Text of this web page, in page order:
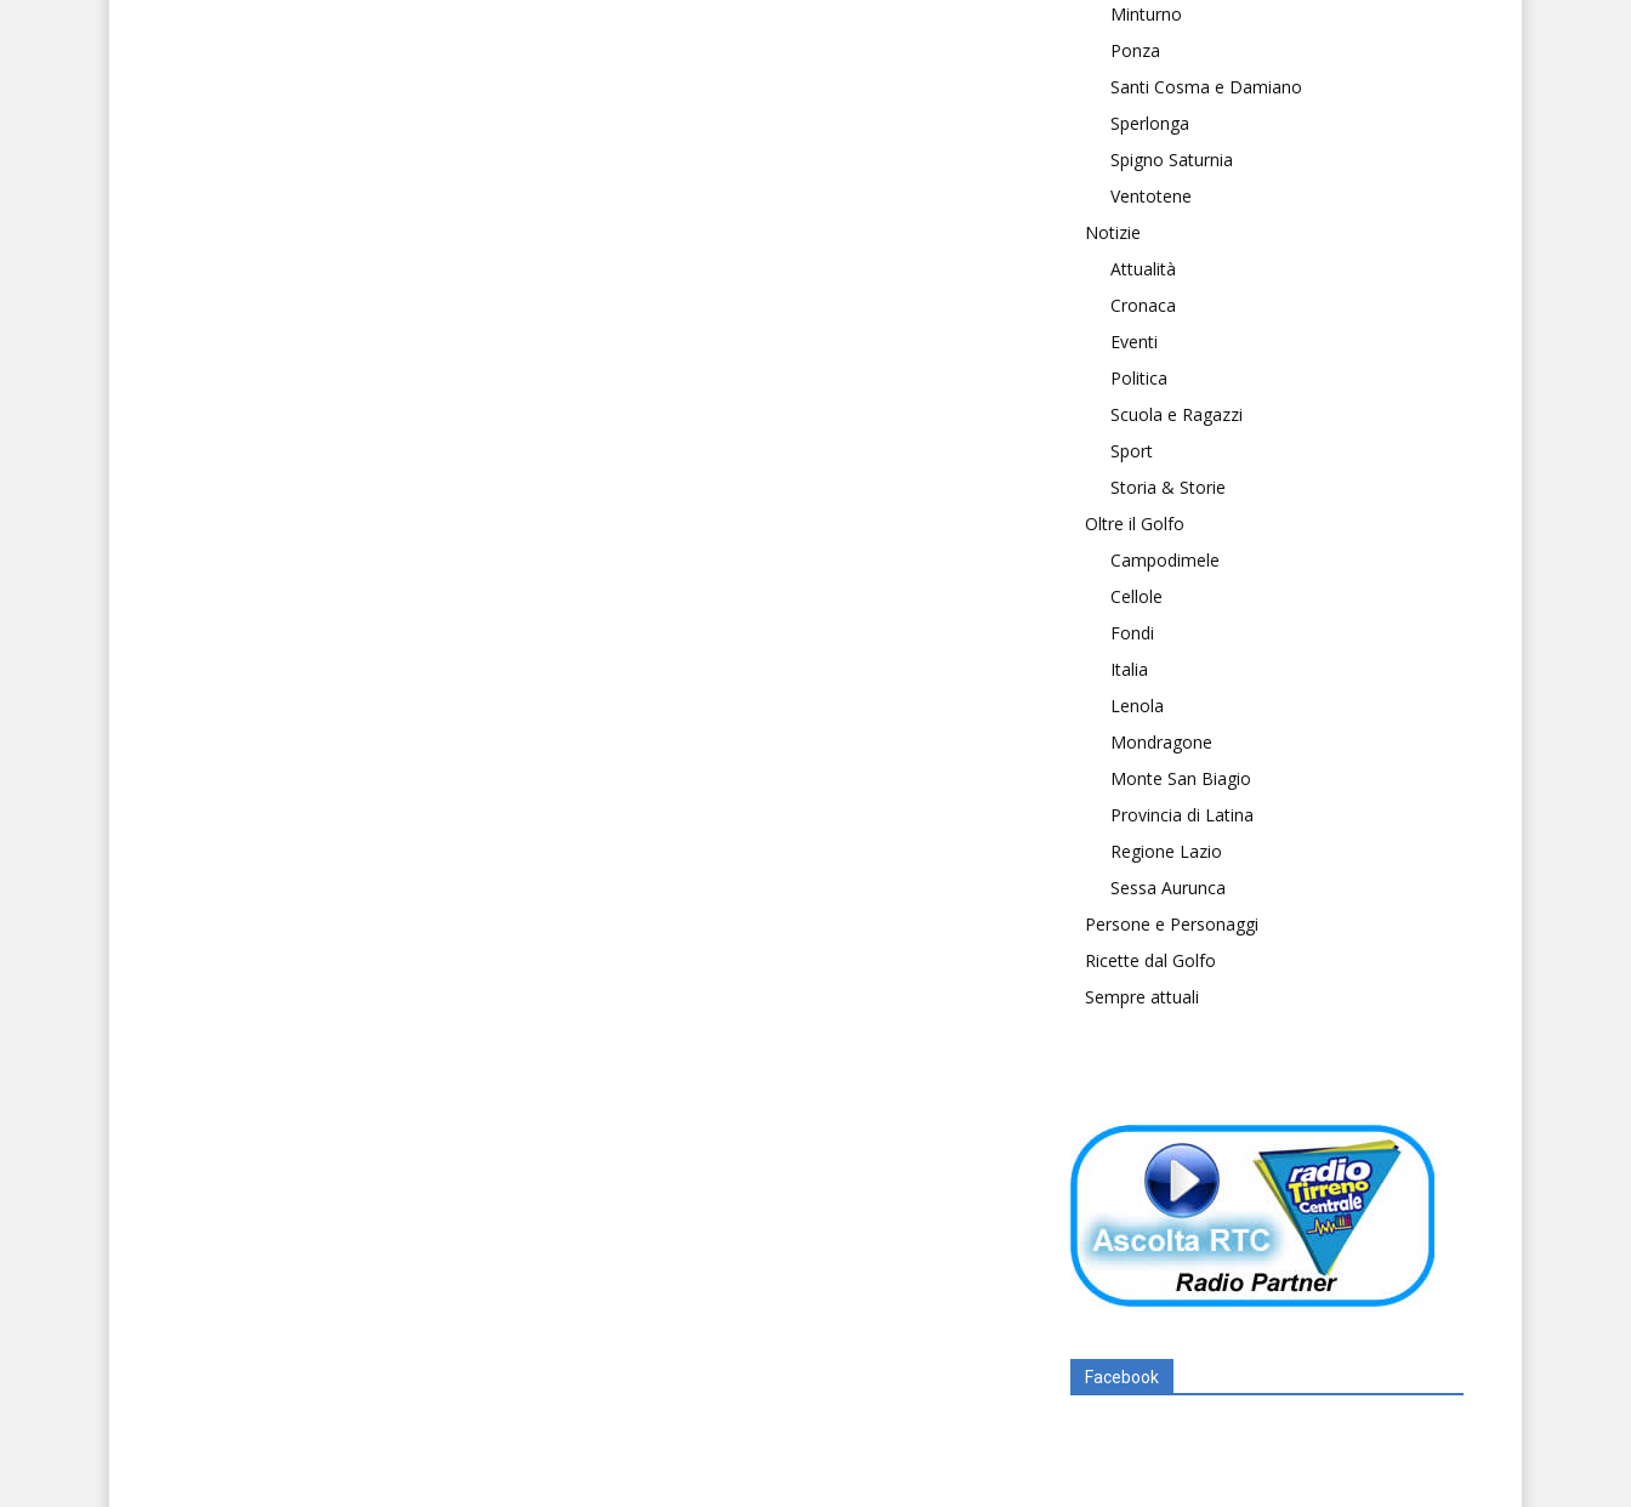
Minturno
Ponza
Santi Cosma e Damiano
Sperlonga
Spigno Saturnia
Ventotene
Notizie
Attualità
Cronaca
Eventi
Politica
Scuola e Ragazzi
Sport
Storia & Storie
Oltre il Golfo
Campodimele
Cellole
Fondi
Italia
Lenola
Mondragone
Monte San Biagio
Provincia di Latina
Regione Lazio
Sessa Aurunca
Persone e Personaggi
Ricette dal Golfo
Sempre attuali
Facebook